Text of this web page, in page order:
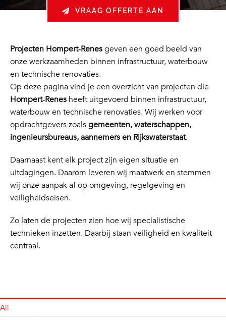
VRAAG OFFERTE AAN
Projecten Hompert‑Renesgeven een goed beeld van
onze werkzaamheden binnen infrastructuur, waterbouw
en technische renovaties.
Op deze pagina vind je een overzicht van projecten die
Hompert‑Renesheeft uitgevoerd binnen infrastructuur,
waterbouw en technische renovaties. Wij werken voor
opdrachtgevers zoalsgemeenten, waterschappen,
ingenieursbureaus, aannemers en Rijkswaterstaat.
Daarnaast kent elk project zijn eigen situatie en
uitdagingen. Daarom leveren wij maatwerk en stemmen
wij onze aanpak af op omgeving, regelgeving en
veiligheidseisen.
Zo laten de projecten zien hoe wij specialistische
technieken inzetten. Daarbij staan veiligheid en kwaliteit
centraal.
All